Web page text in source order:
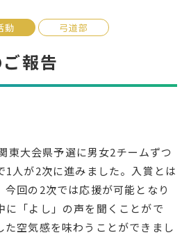
学校パンフレット
在校生の皆さんへ
本校のPTA活動
同窓会
動 弓道部
報告
東大会県予選に男女2チームずつ
1人が2次に進みました。入賞とは
今回の2次では応援が可能となり
に「よし」の声を聞くことがで
た空気感を味わうことができまし